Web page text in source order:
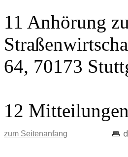
11 Anhörung
64, 70173
12
zum Seitenanfang